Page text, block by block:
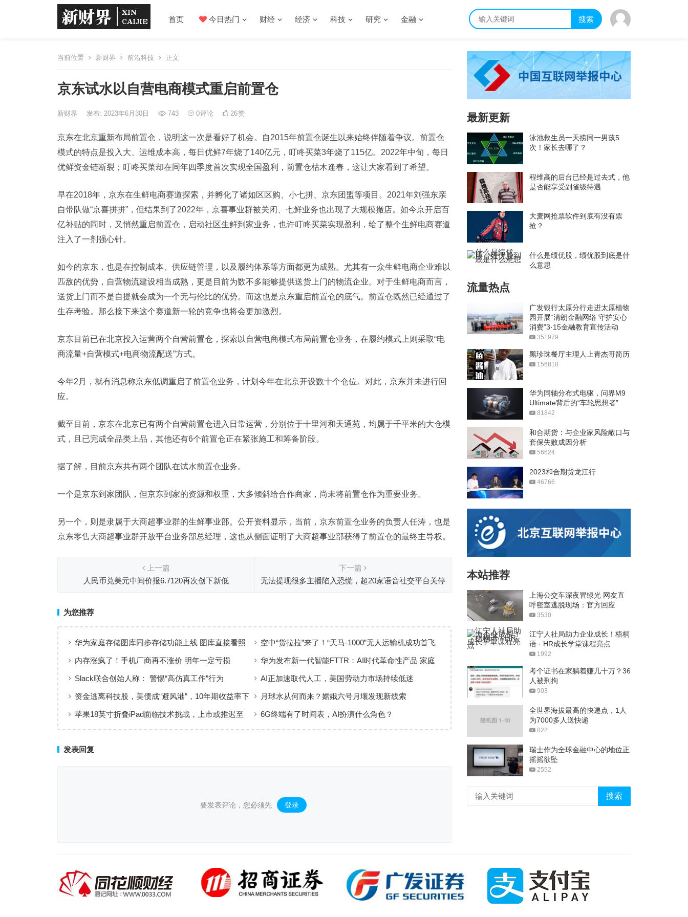
首页 今日热门 财经 经济 科技 研究 金融 搜索
当前位置 新财界 前沿科技 正文
京东试水以自营电商模式重启前置仓
新财界 发布: 2023年6月30日 743 0评论 26赞
京东在北京重新布局前置仓，说明这一次是看好了机会。自2015年前置仓诞生以来始终伴随着争议。前置仓
模式的特点是投入大、运维成本高，每日优鲜7年烧了140亿元，叮咚买菜3年烧了115亿。2022年中旬，每日
优鲜资金链断裂；叮咚买菜却在同年四季度首次实现全国盈利，前置仓枯木逢春，这让大家看到了希望。
早在2018年，京东在生鲜电商赛道探索，并孵化了诸如区区购、小七拼、京东团盟等项目。2021年刘强东亲
自带队做“京喜拼拼”，但结果到了2022年，京喜事业群被关闭、七鲜业务也出现了大规模撤店。如今京开启百
亿补贴的同时，又悄然重启前置仓，启动社区生鲜到家业务，也许叮咚买菜实现盈利，给了整个生鲜电商赛道
注入了一剂强心针。
如今的京东，也是在控制成本、供应链管理，以及履约体系等方面都更为成熟。尤其有一众生鲜电商企业难以
匹敌的优势，自营物流建设相当成熟，更是目前为数不多能够提供送货上门的物流企业。对于生鲜电商而言，
送货上门而不是自提就会成为一个无与伦比的优势。而这也是京东重启前置仓的底气。前置仓既然已经通过了
生存考验。那么接下来这个赛道新一轮的竞争也将会更加激烈。
京东目前已在北京投入运营两个自营前置仓，探索以自营电商模式布局前置仓业务，在履约模式上则采取“电
商流量+自营模式+电商物流配送”方式。
今年2月，就有消息称京东低调重启了前置仓业务，计划今年在北京开设数十个仓位。对此，京东并未进行回
应。
截至目前，京东在北京已有两个自营前置仓进入日常运营，分别位于十里河和天通苑，均属于千平米的大仓模
式，且已完成全品类上品，其他还有6个前置仓正在紧张施工和筹备阶段。
据了解，目前京东共有两个团队在试水前置仓业务。
一个是京东到家团队，但京东到家的资源和权重，大多倾斜给合作商家，尚未将前置仓作为重要业务。
另一个，则是隶属于大商超事业群的生鲜事业部。公开资料显示，当前，京东前置仓业务的负责人任涛，也是
京东零售大商超事业群开放平台业务部总经理，这也从侧面证明了大商超事业部获得了前置仓的最终主导权。
上一篇
人民币兑美元中间价报6.7120再次创下新低
下一篇
无法提现很多主播陷入恐慌，超20家语音社交平台关停
为您推荐
华为家庭存储图库同步存储功能上线 图库直接看照
片、视频
空中“货拉拉”来了！“天马-1000”无人运输机成功首飞
内存涨疯了！手机厂商再不涨价 明年一定亏损
华为发布新一代智能FTTR：AI时代革命性产品 家庭
宽带变智能体
Slack联合创始人称： 警惕“高仿真工作”行为 AI正加速取代人工，美国劳动力市场持续低迷
资金逃离科技股，美债成“避风港”，10年期收益率下
一步迈向3.5%？
月球水从何而来？嫦娥六号月壤发现新线索
苹果18英寸折叠iPad面临技术挑战，上市或推迟至
6G终端有了时间表，AI扮演什么角色？
发表回复
要发表评论，您必须先 登录 。
最新更新
泳池救生员一天捞同一男孩5
次！家长去哪了？
程维高的后台已经是过去式，他
是否能享受副省级待遇
大麦网抢票软件到底有没有票
抢？
什么是绩优股，绩优股到底是什
么意思
流量热点
广发银行太原分行走进太原植物
园开展“清朗金融网络 守护安心
消费”3·15金融教育宣传活动
351979
黑珍珠餐厅主理人上青杰哥简历
156818
华为同轴分布式电驱，问界M9
Ultimate背后的“车轮思想者”
81842
和合期货：与企业家风险敞口与
套保失败成因分析
56624
2023和合期货龙江行
46766
本站推荐
上海公交车深夜冒绿光 网友直
呼密室逃脱现场：官方回应
3530
江宁人社局助力企业成长！梧桐
语 · HR成长学堂课程亮点
1992
考个证书在家躺着赚几十万？36
人被刑拘
903
全世界海拔最高的快递点，1人
为7000多人送快递
822
瑞士作为全球金融中心的地位正
摇摇欲坠
2552
搜索